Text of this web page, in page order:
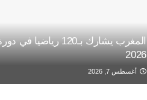
المغرب يشارك بـ120 رياضيا
2026
أغسطس 7, 2026